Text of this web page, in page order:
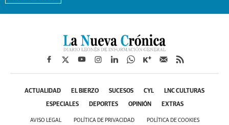
ACTUALIDAD EL BIERZO SUCESOS CYL LNC CULTURAS
ESPECIALES DEPORTES OPINIÓN EXTRAS
AVISO LEGAL POLÍTICA DE PRIVACIDAD POLÍTICA DE COOKIES